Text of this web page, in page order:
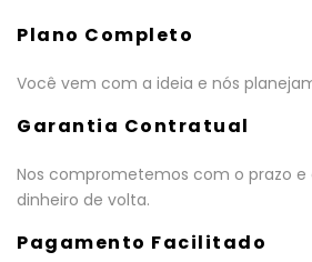
Plano Completo
Você vem com a ideia e nós
Garantia Contratual
Nos comprometemos com o prazo e
dinheiro de volta.
Pagamento Facilitado